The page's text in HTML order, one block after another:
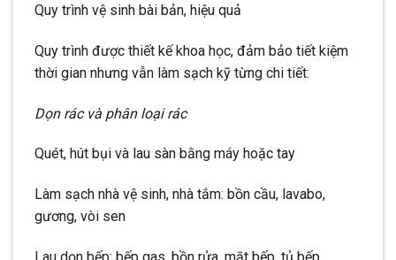
Quy trình vệ sinh bài bản, hiệu quả
Quy trình được thiết kế khoa học, đảm bảo tiết kiệm
thời gian nhưng vẫn làm sạch kỹ từng chi tiết:
Dọn rác và phân loại rác
Quét, hút bụi và lau sàn bằng máy hoặc tay
Làm sạch nhà vệ sinh, nhà tắm: bồn cầu, lavabo,
gương, vòi sen